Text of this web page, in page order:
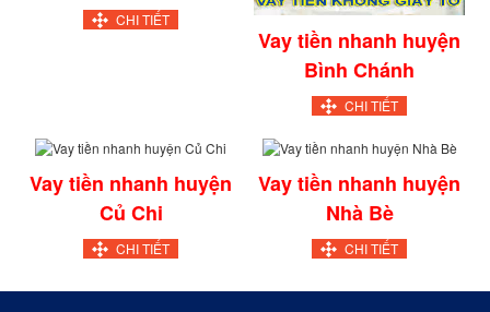
CHI TIẾT
Vay tiền nhanh huyện
Bình Chánh
CHI TIẾT
Vay tiền nhanh huyện
Củ Chi
CHI TIẾT
Vay tiền nhanh huyện
Nhà Bè
CHI TIẾT